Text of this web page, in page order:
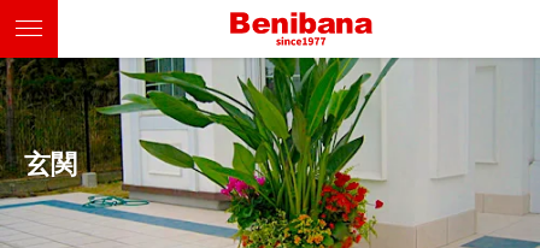
玄関